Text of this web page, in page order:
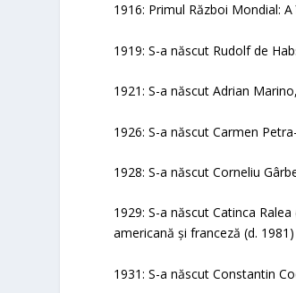
1916: Primul Război Mondial:
1919: S-a născut Rudolf de
1921: S-a născut Adrian
1926: S-a născut Carmen
1928: S-a născut Corneliu
1929: S-a născut Catinca
americană și franceză (d. 1981)
1931: S-a născut Constantin